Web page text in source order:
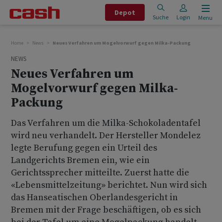
Depot
Suche Login Menu
Home News Neues Verfahren um Mogelvorwurf gegen Milka-Packung
NEWS
Neues Verfahren um
Mogelvorwurf gegen Milka-
Packung
Das Verfahren um die Milka-Schokoladentafel
wird neu verhandelt. Der Hersteller Mondelez
legte Berufung gegen ein Urteil des
Landgerichts Bremen ein, wie ein
Gerichtssprecher mitteilte. Zuerst hatte die
«Lebensmittelzeitung» berichtet. Nun wird sich
das Hanseatischen Oberlandesgericht in
Bremen mit der Frage beschäftigen, ob es sich